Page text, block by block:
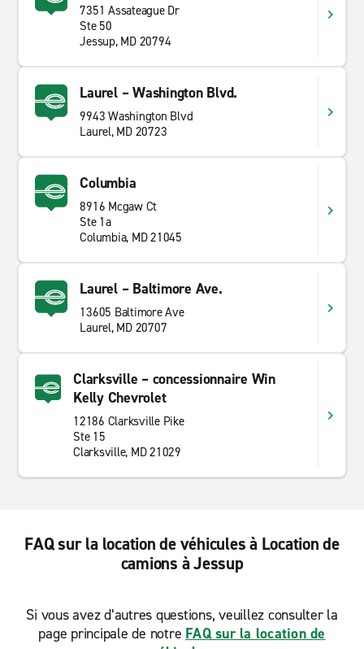
7351 Assateague Dr
Ste 50
Jessup, MD 20794
Laurel – Washington Blvd.
9943 Washington Blvd
Laurel, MD 20723
Columbia
8916 Mcgaw Ct
Ste 1a
Columbia, MD 21045
Laurel – Baltimore Ave.
13605 Baltimore Ave
Laurel, MD 20707
Clarksville – concessionnaire Win
Kelly Chevrolet
12186 Clarksville Pike
Ste 15
Clarksville, MD 21029
FAQ sur la location de véhicules à Location de
camions à Jessup
Si vous avez d’autres questions, veuillez consulter la
page principale de notre FAQ sur la location de